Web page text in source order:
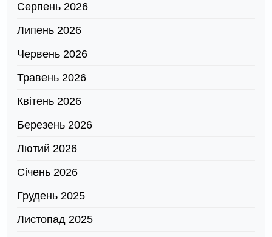
Серпень 2026
Липень 2026
Червень 2026
Травень 2026
Квітень 2026
Березень 2026
Лютий 2026
Січень 2026
Грудень 2025
Листопад 2025